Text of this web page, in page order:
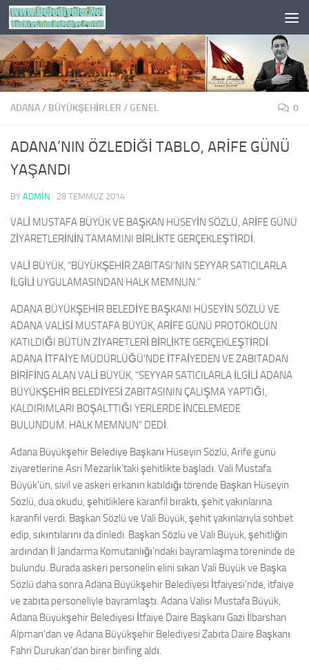
Skip to content
ADANA/ BÜYÜKŞEHİRLER / GENEL 0
ADANA’NIN ÖZLEDİĞİ TABLO, ARİFE GÜNÜ
YAŞANDI
BY ADMIN · 28 TEMMUZ 2014
VALİ MUSTAFA BÜYÜK VE BAŞKAN HÜSEYİN SÖZLÜ, ARİFE GÜNÜ
ZİYARETLERİNİN TAMAMINI BİRLİKTE GERÇEKLEŞTİRDİ.
VALİ BÜYÜK, “BÜYÜKŞEHİR ZABITASI’NIN SEYYAR SATICILARLA
İLGİLİ UYGULAMASINDAN HALK MEMNUN.”
ADANA BÜYÜKŞEHİR BELEDİYE BAŞKANI HÜSEYİN SÖZLÜ VE
ADANA VALİSİ MUSTAFA BÜYÜK, ARİFE GÜNÜ PROTOKOLÜN
KATILDIĞI BÜTÜN ZİYARETLERİ BİRLİKTE GERÇEKLEŞTİRDİ.
ADANA İTFAİYE MÜDÜRLÜĞÜ’NDE İTFAİYEDEN VE ZABITADAN
BİRİFİNG ALAN VALİ BÜYÜK, “SEYYAR SATICILARLA İLGİLİ ADANA
BÜYÜKŞEHİR BELEDİYESİ ZABITASININ ÇALIŞMA YAPTIĞI,
KALDIRIMLARI BOŞALTTIĞI YERLERDE İNCELEMEDE
BULUNDUM. HALK MEMNUN” DEDİ.
Adana Büyükşehir Belediye Başkanı Hüseyin Sözlü, Arife günü
ziyaretlerine Asri Mezarlık’taki şehitlikte başladı. Vali Mustafa
Büyük’ün, sivil ve askeri erkanın katıldığı törende Başkan Hüseyin
Sözlü, dua okudu, şehitliklere karanfil bıraktı, şehit yakınlarına
karanfil verdi. Başkan Sözlü ve Vali Büyük, şehit yakınlarıyla sohbet
edip, sıkıntılarını da dinledi. Başkan Sözlü ve Vali Büyük, şehitliğin
ardından İl Jandarma Komutanlığı’ndaki bayramlaşma töreninde de
bulundu. Burada askeri personelin elini sıkan Vali Büyük ve Başka
Sözlü daha sonra Adana Büyükşehir Belediyesi İtfaiyesi’nde, itfaiye
ve zabıta personeliyle bayramlaştı. Adana Valisi Mustafa Büyük,
Adana Büyükşehir Belediyesi İtfaiye Daire Başkanı Gazi İlbarshan
Alpman’dan ve Adana Büyükşehir Belediyesi Zabıta Daire Başkanı
Fahri Durukan’dan birer birifing aldı.